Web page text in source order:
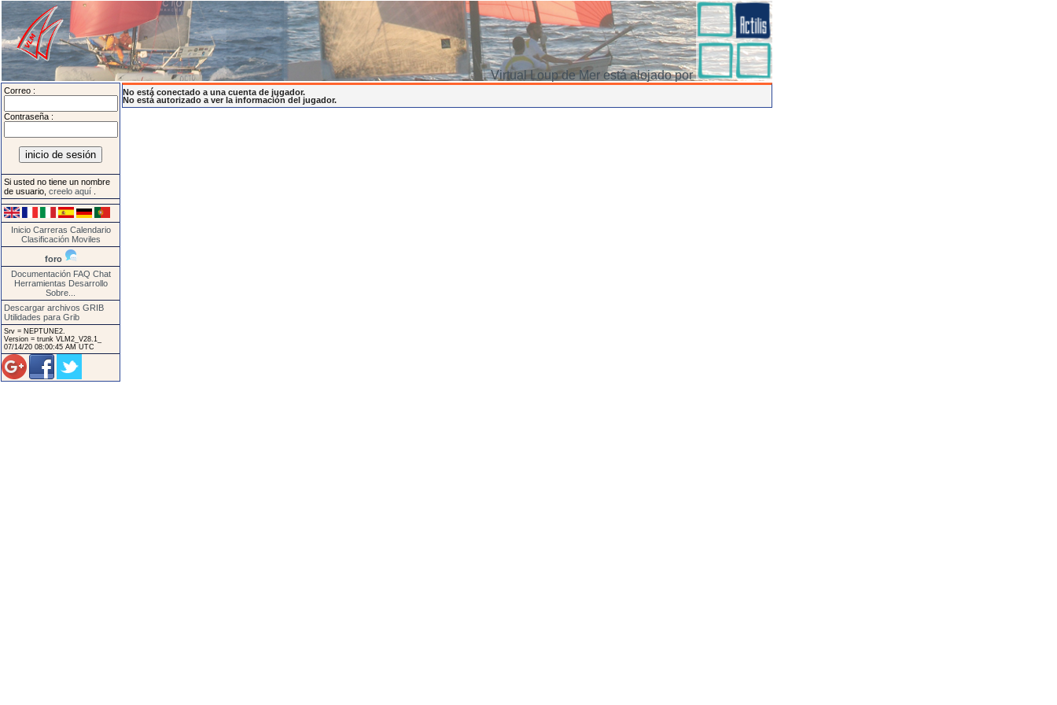
Virtual Loup de Mer está alojado por
Correo :
Contraseña :
Si usted no tiene un nombre
de usuario, creelo aquí
Inicio Carreras Calendario
Clasificación Moviles
foro
Documentación FAQ Chat
Herramientas Desarrollo
Sobre...
Descargar archivos GRIB
Utilidades para Grib
Srv = NEPTUNE2.
Version = trunk VLM2_V28.1_
07/14/20 08:00:45 AM UTC
No está conectado a una cuenta de jugador.
No está autorizado a ver la información del jugador.